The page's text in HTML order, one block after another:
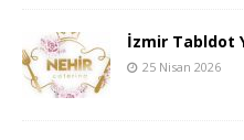
İzmir Tabldot
25 Nisan 2026